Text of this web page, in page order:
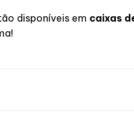
disponíveis em caixas